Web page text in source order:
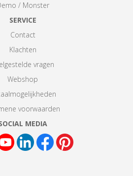
/ Monster
SERVICE
Contact
Klachten
vragen
Webshop
voorwaarden
MEDIA